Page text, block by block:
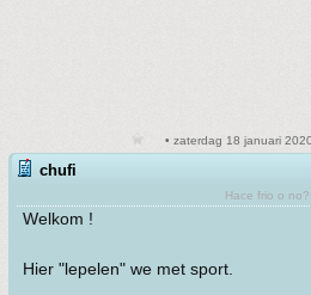
• zaterdag 18 januari
chufi
Hace frio o no?
Welkom !
Hier "lepelen" we met sport.